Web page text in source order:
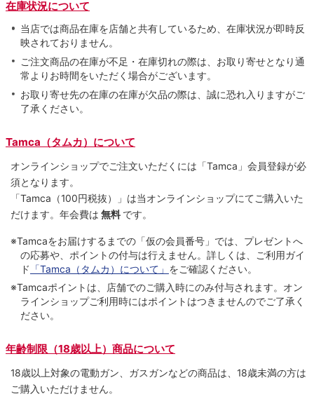
在庫状況について
当店では商品在庫を店舗と共有しているため、在庫状況が即時反
映されておりません。
ご注文商品の在庫が不足・在庫切れの際は、お取り寄せとなり通
常よりお時間をいただく場合がございます。
お取り寄せ先の在庫の在庫が欠品の際は、誠に恐れ入りますがご
了承ください。
Tamca（タムカ）について
オンラインショップでご注⽂いただくには「Tamca」会員登録が必
須となります。
「Tamca （100円税抜）
」は当オンラインショップにてご購⼊いた
だけます。 年会費は 無料 です。
※Tamcaをお届けするまでの「仮の会員番号」では、プレゼントへ
の応募や、ポイントの付与は⾏えません。詳しくは、ご利⽤ガイ
ド 「Tamca（タムカ）について」 をご確認ください。
※Tamcaポイントは、店舗でのご購⼊時にのみ付与されます。オン
ラインショップご利用時にはポイントはつきませんのでご了承く
ださい。
年齢制限（18歳以上）商品について
18歳以上対象の電動ガン、ガスガンなどの商品は、18歳未満の方は
ご購入いただけません。